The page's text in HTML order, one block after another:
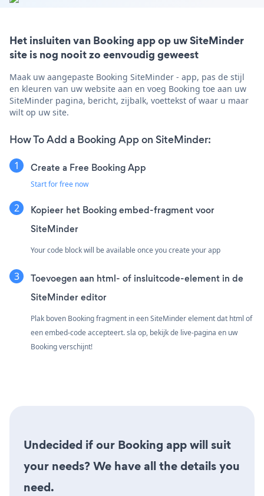
Het insluiten van Booking app op uw SiteMinder
site is nog nooit zo eenvoudig geweest
Maak uw aangepaste Booking SiteMinder - app, pas de stijl
en kleuren van uw website aan en voeg Booking toe aan uw
SiteMinder pagina, bericht, zijbalk, voettekst of waar u maar
wilt op uw site.
How To Add a Booking App on SiteMinder:
Create a Free Booking App
Start for free now
Kopieer het Booking embed-fragment voor
SiteMinder
Your code block will be available once you create your app
Toevoegen aan html- of insluitcode-element in de
SiteMinder editor
Plak boven Booking fragment in een SiteMinder element dat html of
een embed-code accepteert. sla op, bekijk de live-pagina en uw
Booking verschijnt!
Undecided if our Booking app will suit
your needs? We have all the details you
need.